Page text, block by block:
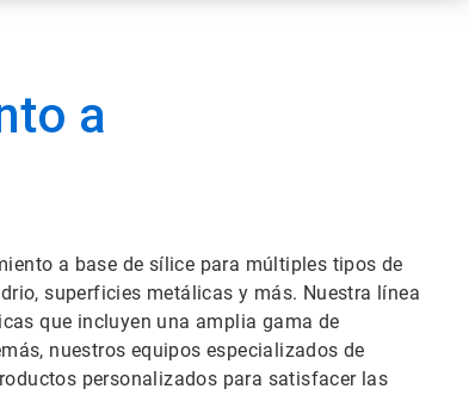
a
a base de sílice para múltiples tipos de
superficies metálicas y más. Nuestra línea
que incluyen una amplia gama de
nuestros equipos especializados de
personalizados para satisfacer las